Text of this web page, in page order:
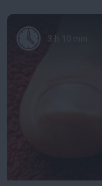
3 h 10 min